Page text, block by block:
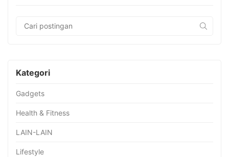
Kategori
Gadgets
Health & Fitness
LAIN-LAIN
Lifestyle